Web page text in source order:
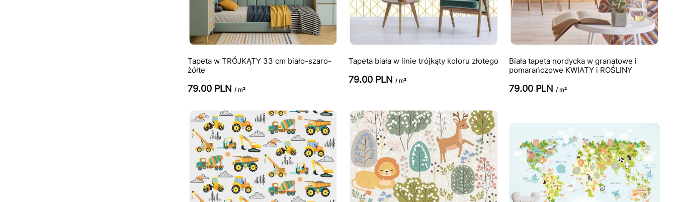
Tapeta w TRÓJKĄTY 33 cm biało-szaro-
żółte
79.00 PLN / m²
Tapeta biała w linie trójkąty koloru złotego
79.00 PLN / m²
Biała tapeta nordycka w granatowe i
pomarańczowe KWIATY i ROŚLINY
79.00 PLN / m²